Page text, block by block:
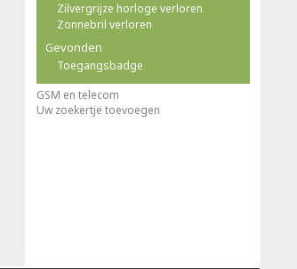
Zilvergrijze horloge verloren
Zonnebril verloren
Gevonden
Toegangsbadge
GSM en telecom
Uw zoekertje toevoegen